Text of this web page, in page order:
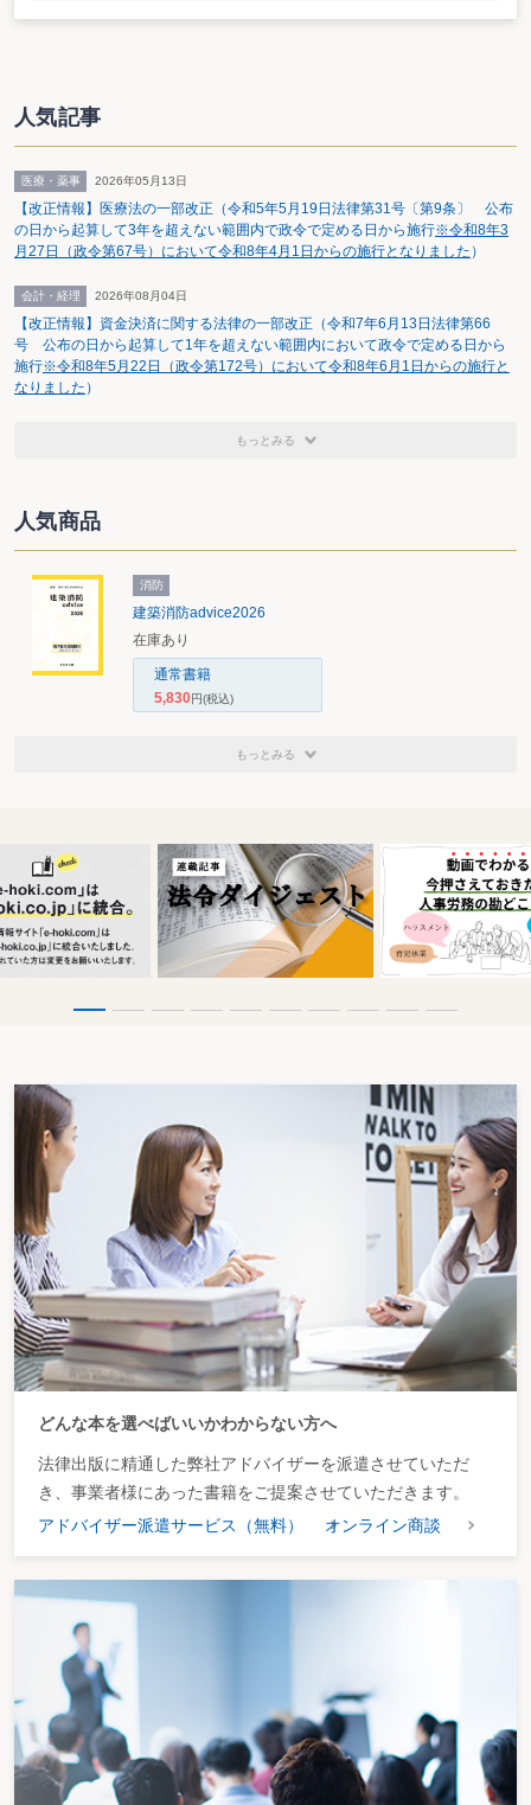
人気記事
医療・薬事 2026年05月13日
【改正情報】医療法の一部改正（令和5年5月19日法律第31号〔第9条〕 公布
の日から起算して3年を超えない範囲内で政令で定める日から施行※令和8年3
月27日（政令第67号）において令和8年4月1日からの施行となりました ）
会計・経理 2026年08月04日
【改正情報】資金決済に関する法律の一部改正（令和7年6月13日法律第66
号 公布の日から起算して1年を超えない範囲内において政令で定める日から
施行※令和8年5月22日（政令第172号）において令和8年6月1日からの施行と
なりました ）
もっとみる
人気商品
消防
建築消防advice2026
在庫あり
通常書籍
5,830円(税込)
もっとみる
どんな本を選べばいいかわからない方へ
法律出版に精通した弊社アドバイザーを派遣させていただ
き、事業者様にあった書籍をご提案させていただきます。
アドバイザー派遣サービス（無料）
オンライン商談